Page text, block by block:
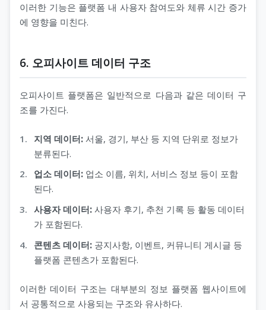
이러한 기능은 플랫폼 내 사용자 참여도와 체류 시간 증가
에 영향을 미친다.
6. 오피사이트 데이터 구조
오피사이트 플랫폼은 일반적으로 다음과 같은 데이터 구
조를 가진다.
지역 데이터: 서울, 경기, 부산 등 지역 단위로 정보가
분류된다.
업소 데이터: 업소 이름, 위치, 서비스 정보 등이 포함
된다.
사용자 데이터: 사용자 후기, 추천 기록 등 활동 데이터
가 포함된다.
콘텐츠 데이터: 공지사항, 이벤트, 커뮤니티 게시글 등
플랫폼 콘텐츠가 포함된다.
이러한 데이터 구조는 대부분의 정보 플랫폼 웹사이트에
서 공통적으로 사용되는 구조와 유사하다.